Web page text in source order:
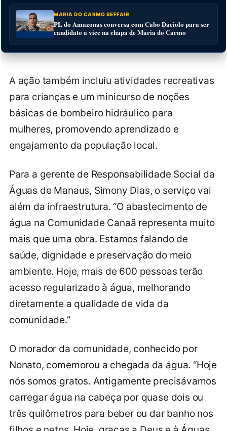
MARIA DO CARMO SEFFAIR
PL do Amazonas conversa com Cabo Daciolo para ser
candidato a vice na chapa de Maria do Carmo
A ação também incluiu atividades recreativas
para crianças e um minicurso de noções
básicas de bombeiro hidráulico para
mulheres, promovendo aprendizado e
engajamento da população local.
Para a gerente de Responsabilidade Social da
Águas de Manaus, Simony Dias, o serviço vai
além da infraestrutura. “O abastecimento de
água na Comunidade Canaã representa muito
mais que uma obra. Estamos falando de
saúde, dignidade e preservação do meio
ambiente. Hoje, mais de 600 pessoas terão
acesso regularizado à água, melhorando
diretamente a qualidade de vida da
comunidade.”
O morador da comunidade, conhecido por
Nonato, comemorou a chegada da água. “Hoje
nós somos gratos. Antigamente precisávamos
carregar água na cabeça por quase dois ou
três quilômetros para beber ou dar banho nos